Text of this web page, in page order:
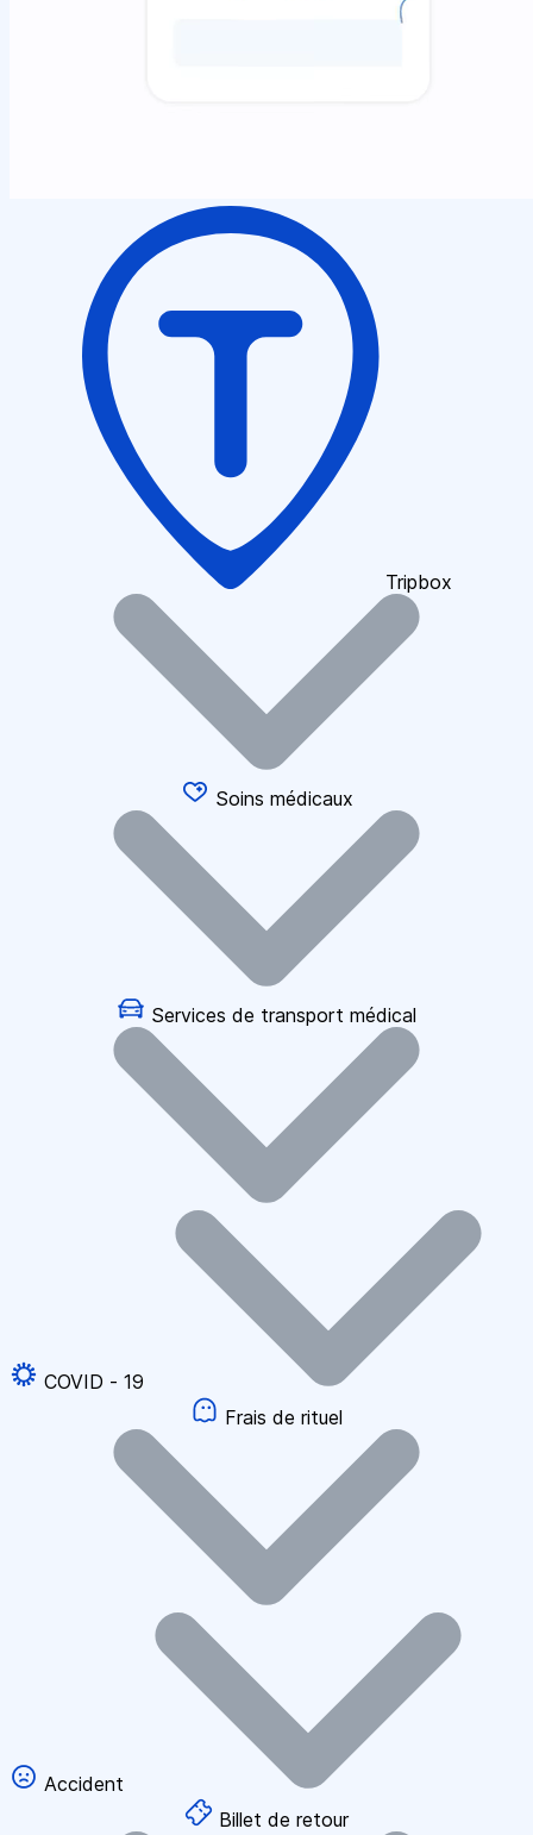
Tripbox
Soins médicaux
Services de transport médical
COVID - 19
Frais de rituel
Accident
Billet de retour